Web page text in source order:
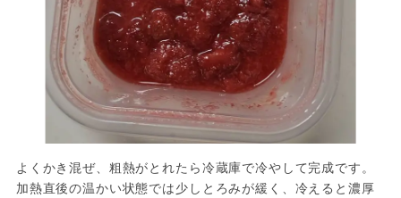
よくかき混ぜ、粗熱がとれたら冷蔵庫で冷やして完成です。
加熱直後の温かい状態では少しとろみが緩く、冷えると濃厚